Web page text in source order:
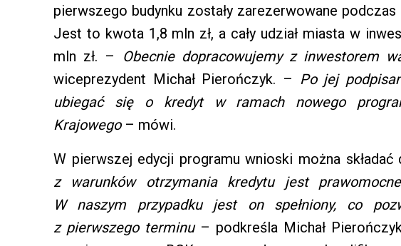
pierwszego budynku zostały zarezerwowane
Jest to kwota 1,8 mln zł, a cały udział miasta w
mln zł. –
Obecnie dopracowujemy z inwestorem
wiceprezydent Michał Pierończyk. – Po jej
ubiegać się o kredyt w ramach nowego
Krajowego– mówi.
W pierwszej edycji programu wnioski można
z warunków otrzymania kredytu jest
W naszym przypadku jest on spełniony, co
z pierwszego terminu– podkreśla Michał